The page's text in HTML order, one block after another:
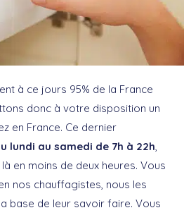
à ce jours 95% de la France
donc à votre disposition un
en France. Ce dernier
lundi au samedi de 7h à 22h,
en moins de deux heures. Vous
nos chauffagistes, nous les
base de leur savoir faire. Vous